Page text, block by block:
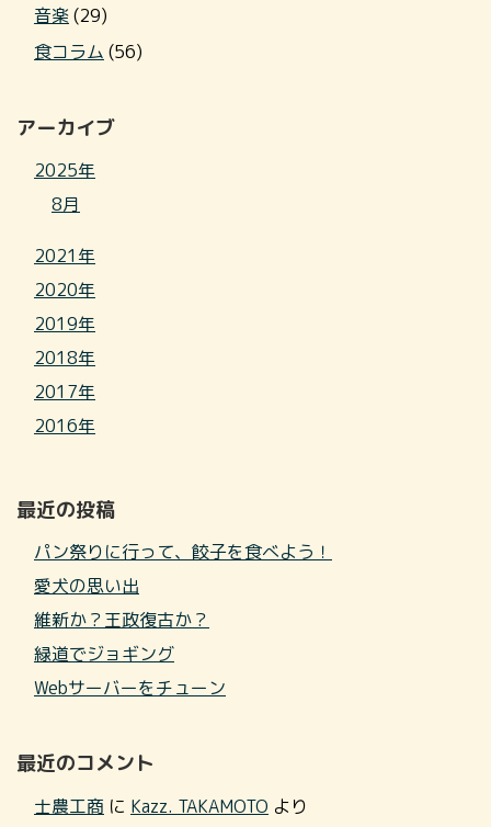
音楽(29)
食コラム (56)
アーカイブ
2025年
8月
2021年
2020年
2019年
2018年
2017年
2016年
最近の投稿
パン祭りに行って、餃子を食べよう！
愛犬の思い出
維新か？王政復古か？
緑道でジョギング
Webサーバーをチューン
最近のコメント
士農工商 に Kazz. TAKAMOTO より